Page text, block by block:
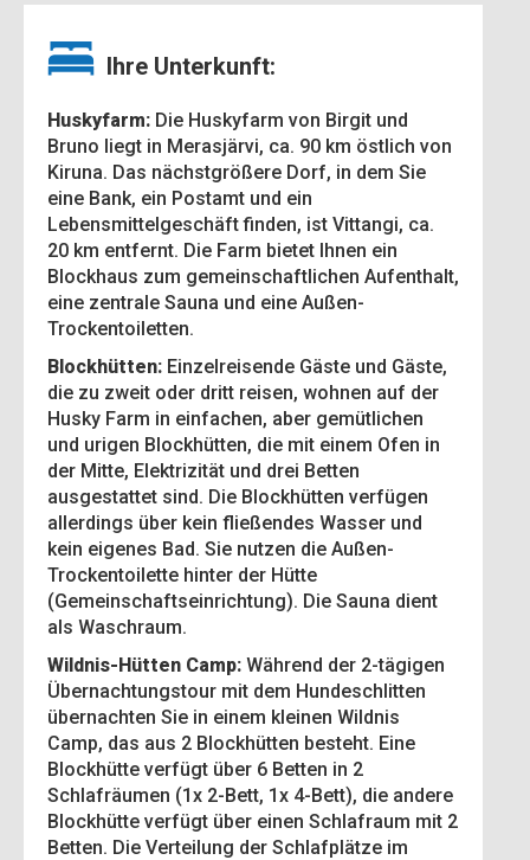
Ihre Unterkunft:
Huskyfarm: Die Huskyfarm von Birgit und
Bruno liegt in Merasjärvi, ca. 90 km östlich von
Kiruna. Das nächstgrößere Dorf, in dem Sie
eine Bank, ein Postamt und ein
Lebensmittelgeschäft finden, ist Vittangi, ca.
20 km entfernt. Die Farm bietet Ihnen ein
Blockhaus zum gemeinschaftlichen Aufenthalt,
eine zentrale Sauna und eine Außen-
Trockentoiletten.
Blockhütten: Einzelreisende Gäste und Gäste,
die zu zweit oder dritt reisen, wohnen auf der
Husky Farm in einfachen, aber gemütlichen
und urigen Blockhütten, die mit einem Ofen in
der Mitte, Elektrizität und drei Betten
ausgestattet sind. Die Blockhütten verfügen
allerdings über kein fließendes Wasser und
kein eigenes Bad. Sie nutzen die Außen-
Trockentoilette hinter der Hütte
(Gemeinschaftseinrichtung). Die Sauna dient
als Waschraum.
Wildnis-Hütten Camp: Während der 2-tägigen
Übernachtungstour mit dem Hundeschlitten
übernachten Sie in einem kleinen Wildnis
Camp, das aus 2 Blockhütten besteht. Eine
Blockhütte verfügt über 6 Betten in 2
Schlafräumen (1x 2-Bett, 1x 4-Bett), die andere
Blockhütte verfügt über einen Schlafraum mit 2
Betten. Die Verteilung der Schlafplätze im